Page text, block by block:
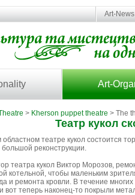
Art-News
Art-
> Kherson puppet theatre > The
Театр кукол
областном театре кукол состоится
реконструкции.
театра кукол Виктор Морозов,
котельной, чтобы маленьким
и ремонта кровли. В течение
вот теперь наконец-то покрыли